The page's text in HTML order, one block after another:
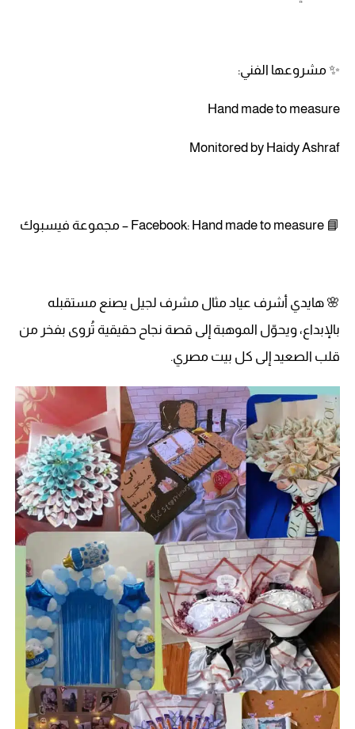
✨ مشروعها الفني:
Hand made to measure
Monitored by Haidy Ashraf
📘 Facebook: Hand made to measure – مجموعة فيسبوك
🌸 هايدي أشرف عياد مثال مشرف لجيل يصنع مستقبله
بالإبداع، ويحوّل الموهبة إلى قصة نجاح حقيقية تُروى بفخر من
قلب الصعيد إلى كل بيت مصري.